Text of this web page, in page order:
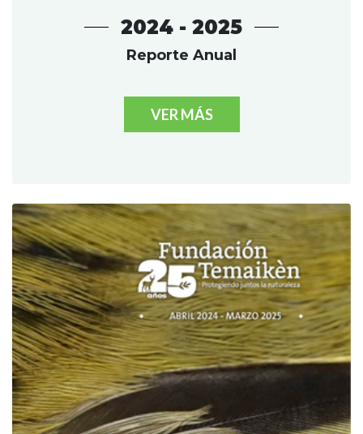
2024 - 2025
Reporte Anual
VER MÁS